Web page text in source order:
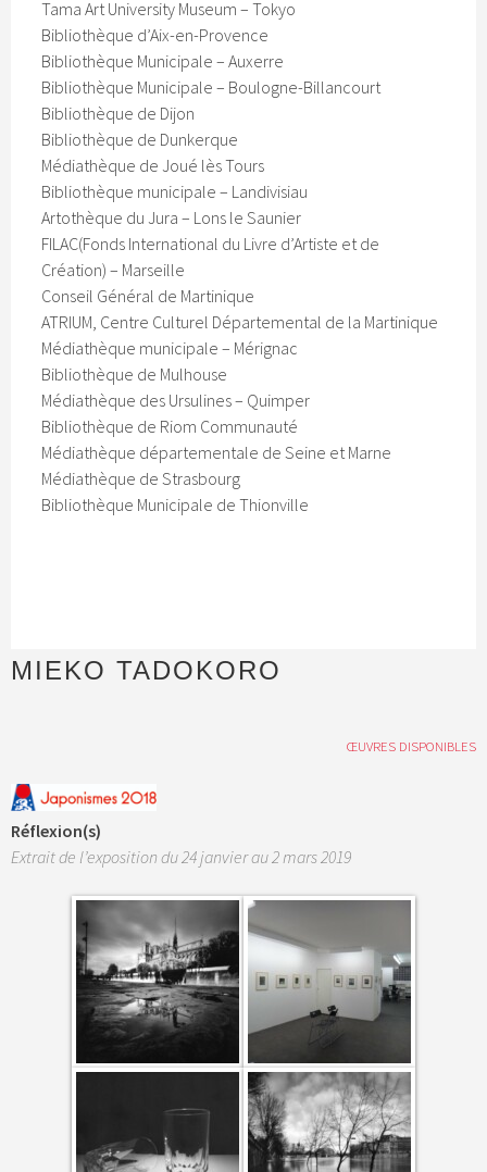
Tama Art University Museum – Tokyo
Bibliothèque d’Aix-en-Provence
Bibliothèque Municipale – Auxerre
Bibliothèque Municipale – Boulogne-Billancourt
Bibliothèque de Dijon
Bibliothèque de Dunkerque
Médiathèque de Joué lès Tours
Bibliothèque municipale – Landivisiau
Artothèque du Jura – Lons le Saunier
FILAC(Fonds International du Livre d’Artiste et de
Création) – Marseille
Conseil Général de Martinique
ATRIUM, Centre Culturel Départemental de la Martinique
Médiathèque municipale – Mérignac
Bibliothèque de Mulhouse
Médiathèque des Ursulines – Quimper
Bibliothèque de Riom Communauté
Médiathèque départementale de Seine et Marne
Médiathèque de Strasbourg
Bibliothèque Municipale de Thionville
MIEKO TADOKORO
ŒUVRES DISPONIBLES
Réflexion(s)
Extrait de l’exposition du 24 janvier au 2 mars 2019